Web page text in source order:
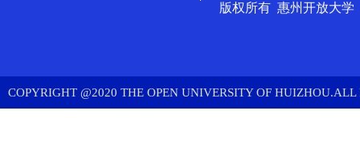
版权所有 惠州开放大学
COPYRIGHT @2020 THE OPEN UNIVERSITY OF HUIZHOU.ALL